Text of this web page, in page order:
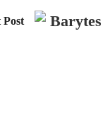
Post